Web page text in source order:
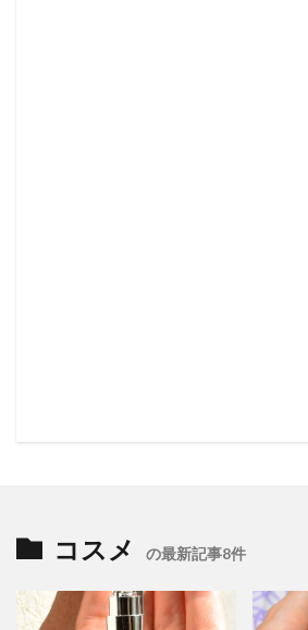
コスメ の最新記事8件